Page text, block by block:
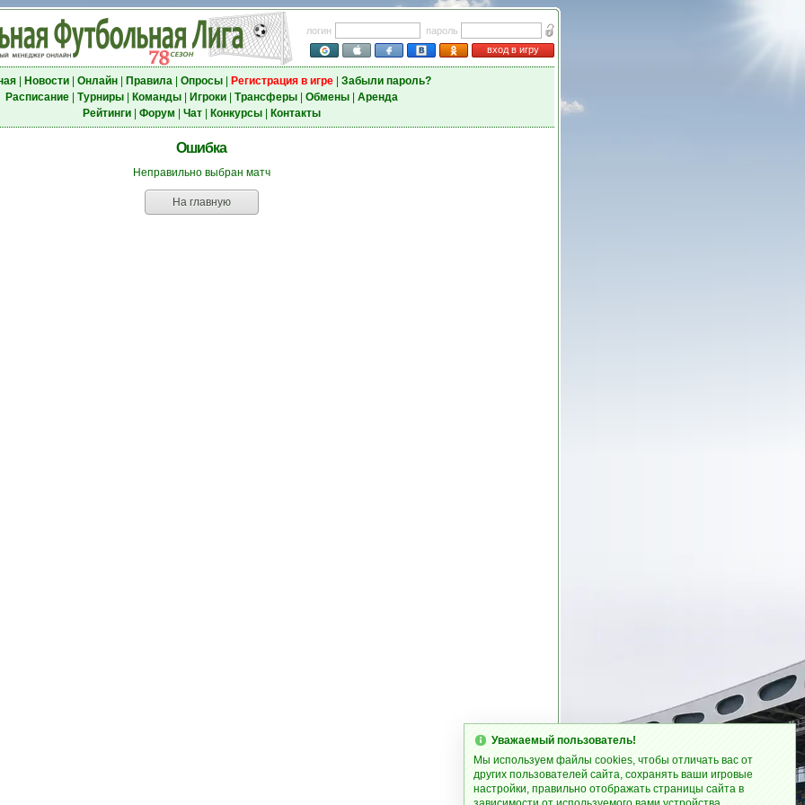
логин
пароль
вход в игру
| Новости| Онлайн| Правила| Опросы| Регистрация в игре| Забыли пароль?
Расписание| Турниры| Команды| Игроки| Трансферы| Обмены| Аренда
Рейтинги| Форум Чат| Конкурсы| Контакты
Ошибка
Неправильно выбран матч
На главную
Уважаемый пользователь!
Мы используем файлы cookies, чтобы отличать вас от
других пользователей сайта, сохранять ваши игровые
настройки, правильно отображать страницы сайта в